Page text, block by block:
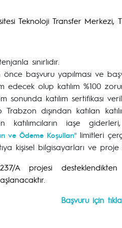
Teknoloji Transfer Merkezi,
sınırlıdır.
önce başvuru yapılması ve
edecek olup katılım %100
sonunda katılım sertifikası
Trabzon dışından katılan
katılımcıların iaşe
ve Ödeme Koşulları" limitleri
kişisel bilgisayarları ve
A projesi
Başvuru için